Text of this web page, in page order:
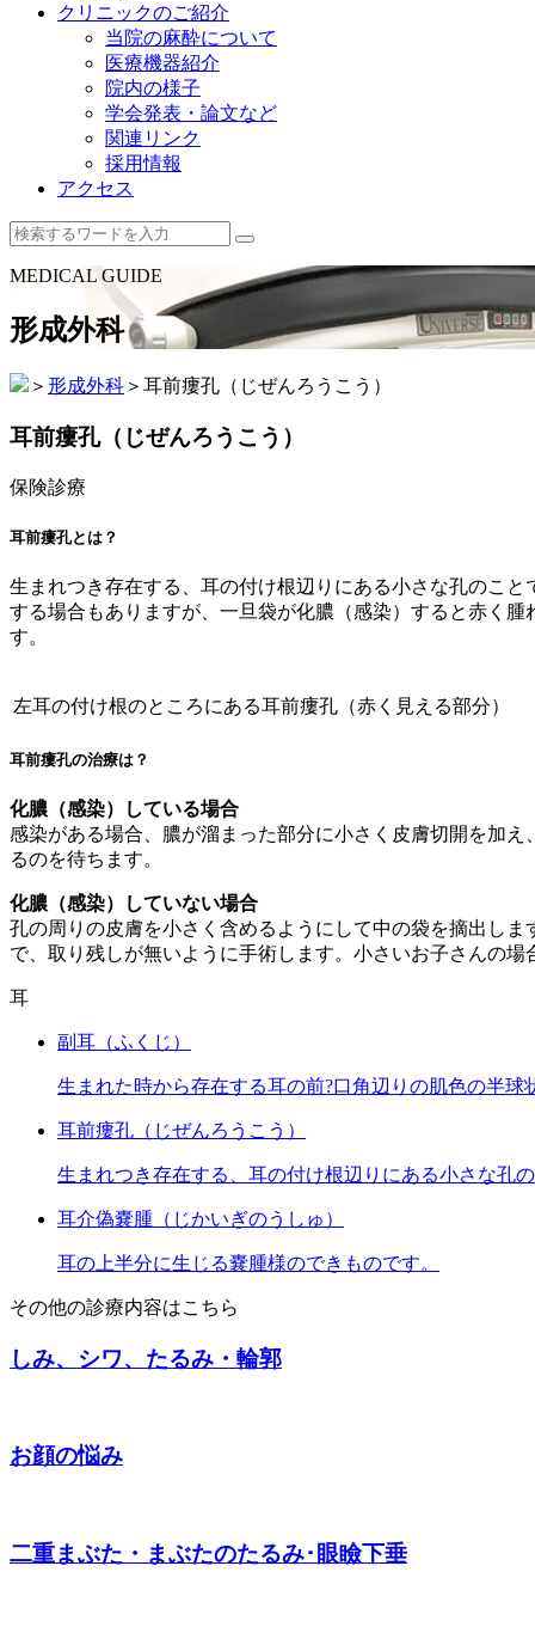
クリニックのご紹介
当院の麻酔について
医療機器紹介
院内の様子
学会発表・論文など
関連リンク
採用情報
アクセス
MEDICAL GUIDE
形成外科
＞ 形成外科 ＞ 耳前瘻孔（じぜんろうこう）
耳前瘻孔（じぜんろうこう）
保険診療
耳前瘻孔とは？
生まれつき存在する、耳の付け根辺りにある小さな孔のこ
する場合もありますが、一旦袋が化膿（感染）すると赤く
す。
左耳の付け根のところにある耳前瘻孔（赤く見える部分）
耳前瘻孔の治療は？
化膿（感染）している場合
感染がある場合、膿が溜まった部分に小さく皮膚切開を加
るのを待ちます。
化膿（感染）していない場合
孔の周りの皮膚を小さく含めるようにして中の袋を摘出し
で、取り残しが無いように手術します。小さいお子さんの
耳
副耳（ふくじ）
生まれた時から存在する耳の前?口角辺りの肌色の半
耳前瘻孔（じぜんろうこう）
生まれつき存在する、耳の付け根辺りにある小さな孔
耳介偽嚢腫（じかいぎのうしゅ）
耳の上半分に生じる嚢腫様のできものです。
その他の診療内容はこちら
しみ、シワ、たるみ・輪郭
お顔の悩み
二重まぶた・まぶたのたるみ･眼瞼下垂